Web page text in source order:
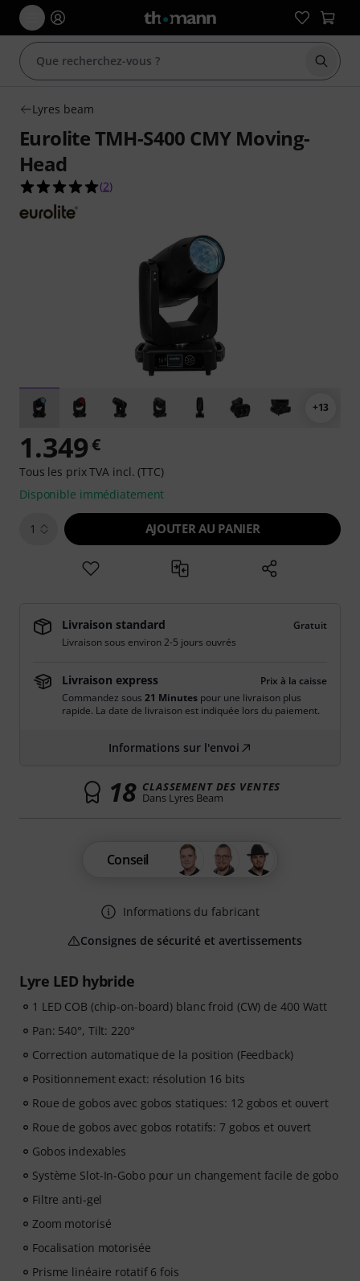
Lyres beam
Eurolite TMH-S400 CMY Moving-
Head
5.0 étoiles sur 5 d'après 2 évaluations clients
(2)
+13
Lyre LED hybride
1 LED COB (chip-on-board) blanc froid (CW) de 400 Watt
Pan: 540°, Tilt: 220°
Correction automatique de la position (Feedback)
Positionnement exact: résolution 16 bits
Roue de gobos avec gobos statiques: 12 gobos et ouvert
Roue de gobos avec gobos rotatifs: 7 gobos et ouvert
Gobos indexables
Système Slot-In-Gobo pour un changement facile de gobo
Filtre anti-gel
Zoom motorisé
Focalisation motorisée
Prisme linéaire rotatif 6 fois
1.349€
Tous les prix TVA incl. (TTC)
Disponible immédiatement
1 AJOUTER AU PANIER
Livraison standard
Gratuit
Livraison sous environ 2-5 jours ouvrés
Livraison express
Prix à la caisse
Commandez sous 21 Minutes pour une livraison plus
rapide. La date de livraison est indiquée lors du paiement.
Informations sur l'envoi
18 CLASSEMENT DES VENTES
Dans Lyres Beam
Conseil
Informations du fabricant
Consignes de sécurité et avertissements